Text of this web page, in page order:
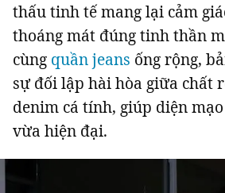
thấu tinh tế mang lại cảm
thoáng mát đúng tinh thần
cùng quần jeans ống rộng,
sự đối lập hài hòa giữa chất
denim cá tính, giúp diện
vừa hiện đại.